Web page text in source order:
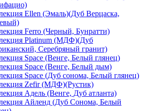
Ellen (Эмаль)(Дуб Верцаска,
Ferro (Черный, Бунратти)
Platinum (МДФ)(Дуб
Серебряный гранит)
Space (Венге, Белый глянец)
Space (Венге, Белый дым)
Space (Дуб сонома, Белый глянец)
Zefir (МДФ)(Рустик)
Адель (Венге, Дуб атланта)
Айленд (Дуб Сонома, Белый